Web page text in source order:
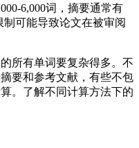
6,000词，摘要通常有
制可能导致论文在被审阅
所有单词要复杂得多。不
要和参考文献，有些不包
。了解不同计算方法下的